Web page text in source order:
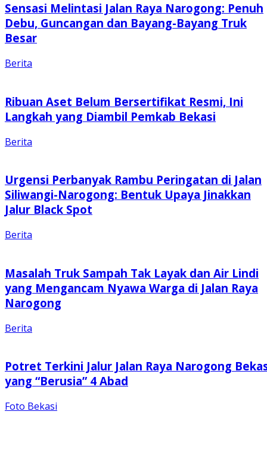
Sensasi Melintasi Jalan Raya Narogong: Penuh
Debu, Guncangan dan Bayang-Bayang Truk
Besar
Berita
Ribuan Aset Belum Bersertifikat Resmi, Ini
Langkah yang Diambil Pemkab Bekasi
Berita
Urgensi Perbanyak Rambu Peringatan di Jalan
Siliwangi-Narogong: Bentuk Upaya Jinakkan
Jalur Black Spot
Berita
Masalah Truk Sampah Tak Layak dan Air Lindi
yang Mengancam Nyawa Warga di Jalan Raya
Narogong
Berita
Potret Terkini Jalur Jalan Raya Narogong
yang “Berusia” 4 Abad
Foto Bekasi